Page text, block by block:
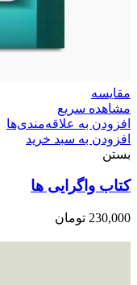
مقایسه
مشاهده سریع
افزودن به علاقه‌مندی‌ها
افزودن به سبد خرید
بستن
کتاب واگرایی ها
230,000 تومان